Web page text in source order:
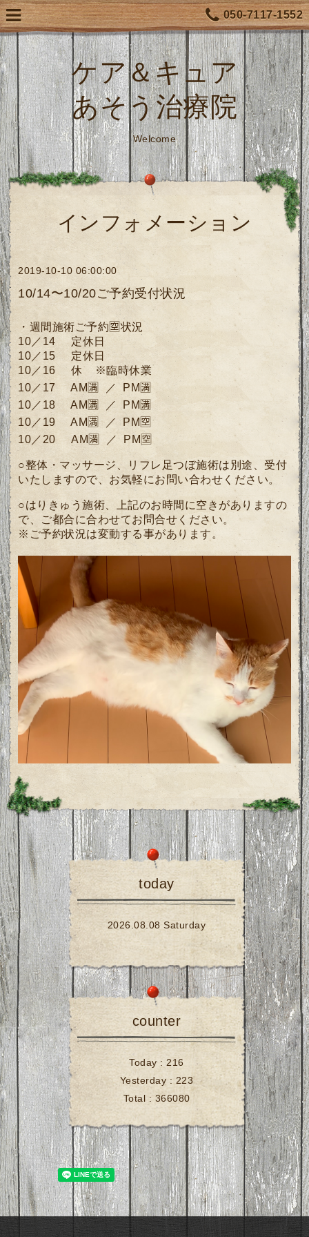
050-7117-1552
ケア＆キュア
あそう治療院
Welcome
インフォメーション
2019-10-10 06:00:00
10/14〜10/20ご予約受付状況
・週間施術ご予約🈳状況
10／14 定休日
10／15 定休日
10／16 休 ※臨時休業
10／17 AM🈵 ／ PM🈵
10／18 AM🈵 ／ PM🈵
10／19 AM🈵 ／ PM🈳
10／20AM🈵 ／ PM🈳
○整体・マッサージ、リフレ足つぼ施術は別途、受付
いたしますので、お気軽にお問い合わせください。
○はりきゅう施術、上記のお時間に空きがありますの
で、ご都合に合わせてお問合せください。
※ご予約状況は変動する事があります。
today
2026.08.08 Saturday
counter
Today : 216
Yesterday : 223
Total : 366080